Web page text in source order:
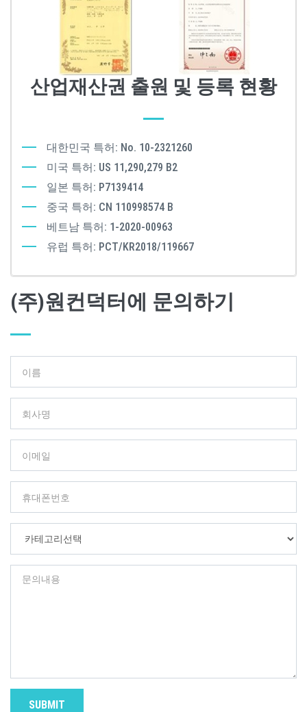
산업재산권 출원 및 등록 현황
대한민국 특허: No. 10-2321260
미국 특허: US 11,290,279 B2
일본 특허: P7139414
중국 특허: CN 110998574 B
베트남 특허: 1-2020-00963
유럽 특허: PCT/KR2018/119667
(주)원컨덕터에 문의하기
SUBMIT